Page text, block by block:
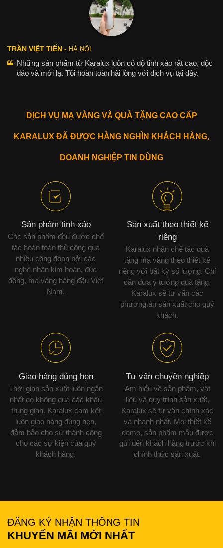
TRẦN VIỆT TIẾN - HÀ NỘI
Những sản phẩm từ Karalux luôn có độ tinh xảo rất cao, độc
đáo và mới lạ. Tôi hoàn toàn hài lòng với dịch vụ tại đây.
DỊCH VỤ MẠ VÀNG VÀ QUÀ TẶNG CAO CẤP
KARALUX ĐÃ ĐƯỢC HÀNG NGHÌN KHÁCH HÀNG,
DOANH NGHIỆP TIN DÙNG
Sản phẩm tinh xảo
Các sản phẩm đều được chế
tác hoàn toàn thủ công qua
nhiều công đoạn bởi các
nghệ nhân kim hoàn, đúc
đồng, mạ vàng hàng đầu Việt
Nam.
Sản xuất theo thiết kế
riêng
Karalux nhận chế tác quà
tặng mạ vàng theo thiết kế
riêng với bất kỳ số lượng. Chỉ
cần đưa ý tưởng quà tặng,
Karalux sẽ tư vấn các
phương án sản xuất cho quý
khách.
Giao hàng đúng hẹn
Thời gian sản xuất luôn ngắn
nhất do không qua các khâu
trung gian. Karalux cam kết
luôn giao hàng đúng hẹn,
đảm bảo cho sự thành công
cho các sự kiện của quý
khách hàng.
Tư vấn chuyên nghiệp
Am hiểu về sản phẩm, vật
liệu và quy trình sản xuất,
Karalux sẽ tư vấn chính xác
và nhanh nhất. Mọi thiết kế
demo, sản phẩm mẫu được
gửi đến khách hàng trước khi
chính thức sản xuất.
ĐĂNG KÝ NHẬN THÔNG TIN
KHUYẾN MÃI MỚI NHẤT